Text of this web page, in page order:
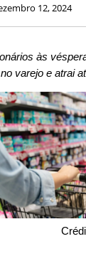
12, 2024
às
varejo e atrai